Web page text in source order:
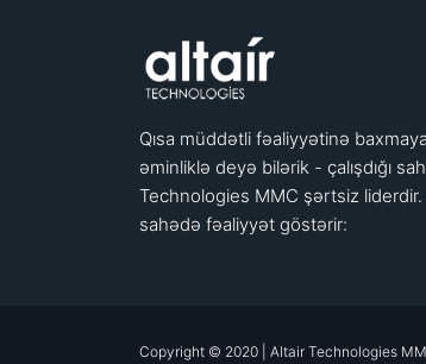
Qısa müddətli fəaliyyətinə
əminliklə deyə bilərik - çalışdığı
Technologies MMC şərtsiz
sahədə fəaliyyət göstərir:
Copyright © 2020 | Altair Technologies